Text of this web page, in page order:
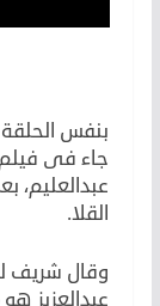
بنفس
جاء فى فيلم
عبدالعليم،
القلا.
وقال شريف
عبدالعزيز